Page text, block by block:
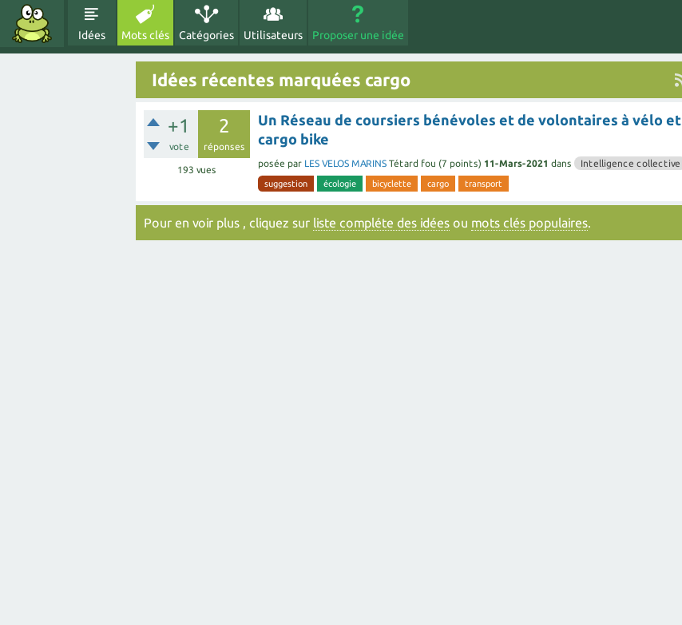
Idées Mots clés Catégories Utilisateurs Proposer une idée
Idées récentes marquées cargo
+1
vote
2
réponses
193 vues
Un Réseau de coursiers bénévoles et de volontaires à vélo et
cargo bike
posée par LES VELOS MARINS Tétard fou (7 points) 11-Mars-2021 dans Intelligence collective
suggestion écologie bicyclette cargo transport
Pour en voir plus , cliquez sur liste compléte des idées ou mots clés populaires.